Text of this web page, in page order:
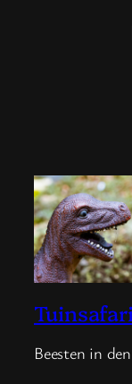
Tuinsafari
Beesten in